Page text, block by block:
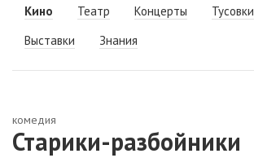
Кино
Театр Концерты Тусовки
Выставки
Знания
комедия
Старики-разбойники